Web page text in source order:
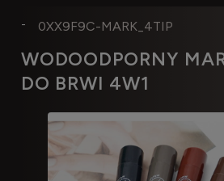
- 0XX9F9C-MARK_4TIP
WODOODPORNY
DO BRWI 4W1